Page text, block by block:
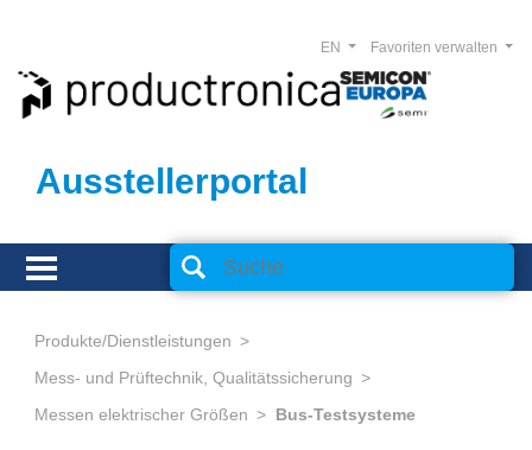
Ausstellerportal
Favoriten verwalten
EN
Produkte/Dienstleistungen
Mess- und Prüftechnik, Qualitätssicherung
Messen elektrischer Größen
Bus-Testsysteme